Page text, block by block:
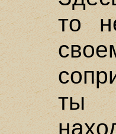
то
ты